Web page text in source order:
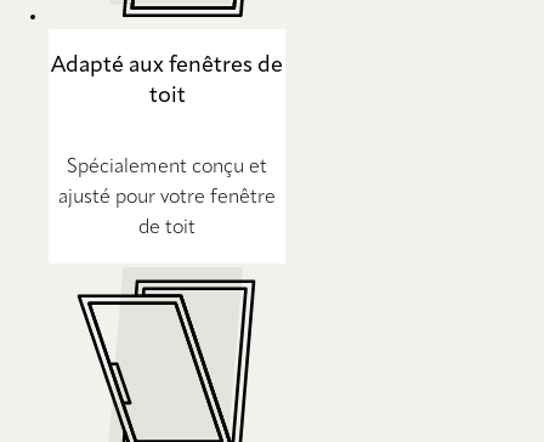
Adapté aux fenêtres de
toit
Spécialement conçu et
ajusté pour votre fenêtre
de toit